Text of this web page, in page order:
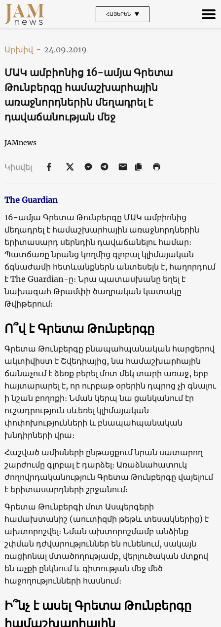
ՀԱՅԵՐԵՆ
Արխիվ - 24.09.2019
ՄԱԿ ամբիոնից 16-ամյա Գրետա
Թունբերգը համաշխարհային
առաջնորդներին մեղադրել է
դավաճանության մեջ
JAMnews
Կիսվել
The Guardian
16-ամյա Գրետա Թունբերգը ՄԱԿ ամբիոնից
մեղադրել է համաշխարհային առաջնորդներին
երիտասարդ սերնդին դավաճանելու համար։
Պատճառը նրանց կողմից գլոբալ կլիմայական
ճգնաժամի հետևանքներն անտեսելն է, հաղորդում
է The Guardian-ը։ Նրա պատասխանը եղել է
նախագահ Թրամփի ծաղրական կատակը
Թվիթերում։
Ո՞վ է Գրետա Թունբերգը
Գրետա Թունբերգը բնապահպանական հարցերով
ակտիվիստ է Շվեդիայից, նա համաշխարհային
ճանաչում է ձեռք բերել մոտ մեկ տարի առաջ, երբ
հայտարարել է, որ ուրբաթ օրերին դպրոց չի գնալու
ի նշան բողոքի։ Նման կերպ նա ցանկանում էր
ուշադրություն սևեռել կլիմայական
փոփոխությունների և բնապահպանական
խնդիրների վրա։
Հաշված ամիսների ընթացքում նրան սատարող
շարժումը գլոբալ է դարձել։ Առաձնահատուկ
ժողովրդականություն Գրետա Թունբերգը վայելում
է երիտասարդների շրջանում։
Գրետա Թունբերգի մոտ Ասպերգերի
համախտանիշ (աուտիզմի թեթև տեսակներից) է
ախտորոշվել։ Նման ախտորոշմամբ անձինք
շփման դժվարություններ են ունենում, սակայն
ռացիոնալ մտածողությամբ, վերլուծական մտքով
են աչքի ընկնում և գիտության մեջ մեծ
հաջողությունների հասնում։
Ի՞նչ է ասել Գրետա Թունբերգը
համաշխարհային